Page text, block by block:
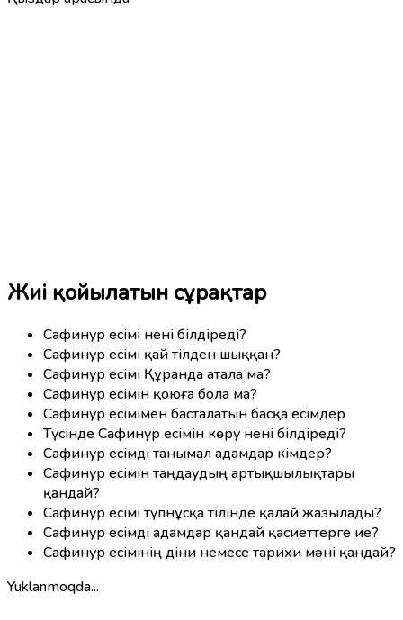
Жиі қойылатын сұрақтар
Сафинур есімі нені білдіреді?
Сафинур есімі қай тілден шыққан?
Сафинур есімі Құранда атала ма?
Сафинур есімін қоюға бола ма?
Сафинур есімімен басталатын басқа есімдер
Түсінде Сафинур есімін көру нені білдіреді?
Сафинур есімді танымал адамдар кімдер?
Сафинур есімін таңдаудың артықшылықтары
қандай?
Сафинур есімі түпнұсқа тілінде қалай жазылады?
Сафинур есімді адамдар қандай қасиеттерге ие?
Сафинур есімінің діни немесе тарихи мәні қандай?
Yuklanmoqda...